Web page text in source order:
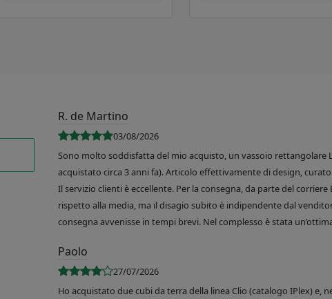
R. de Martino
03/08/2026
Sono molto soddisfatta del mio acquisto, un vassoio rettangolare
acquistato circa 3 anni fa). Articolo effettivamente di design,
Il servizio clienti è eccellente. Per la consegna, da parte del
rispetto alla media, ma il disagio subito è indipendente dal
consegna avvenisse in tempi brevi. Nel complesso è stata
Paolo
27/07/2026
Ho acquistato due cubi da terra della linea Clio (catalogo IPlex) e,